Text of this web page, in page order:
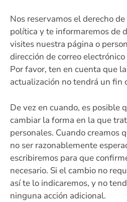
Nos reservamos el derecho
política y te informaremos de
visites nuestra página o
dirección de correo
Por favor, ten en cuenta que
actualización no tendrá un fin
De vez en cuando, es posible
cambiar la forma en la que
personales. Cuando creamos
no ser razonablemente
escribiremos para que
necesario. Si el cambio no
así te lo indicaremos, y no
ninguna acción adicional.